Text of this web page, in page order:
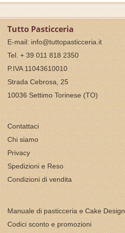
Tutto Pasticceria
E-mail: info@tuttopasticceria.it
Tel. + 39 011 818 2350
P.IVA 11043610010
Strada Cebrosa, 25
10036 Settimo Torinese (TO)
Contattaci
Chi siamo
Privacy
Spedizioni e Reso
Condizioni di vendita
Manuale di pasticceria e Cake Design
Codici sconto e promozioni